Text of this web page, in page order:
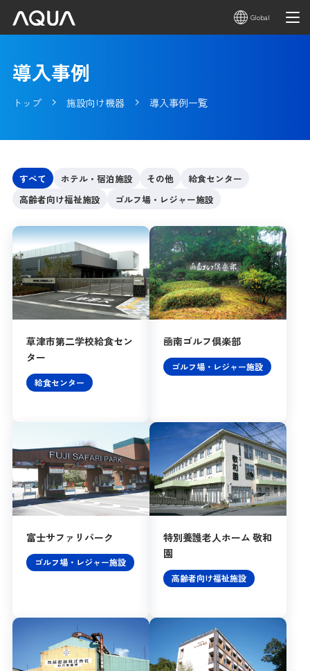
Global
導入事例
トップ 施設向け機器 導入事例一覧
すべて ホテル・宿泊施設 その他
給食センター
高齢者向け福祉施設
ゴルフ場・レジャー施設
草津市第二学校給食セン
ター
給食センター
凾南ゴルフ倶楽部
ゴルフ場・レジャー施設
富士サファリパーク
ゴルフ場・レジャー施設
特別養護老人ホーム 敬和
園
高齢者向け福祉施設